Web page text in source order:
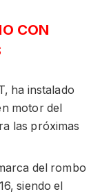
CON
ha instalado
motor del
las próximas
del rombo
siendo el